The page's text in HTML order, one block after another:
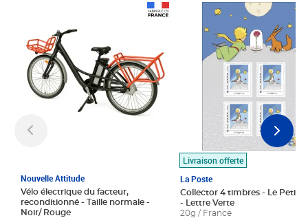
Nouvelle Attitude
Vélo électrique du facteur,
reconditionné - Taille normale -
Noir/ Rouge
Livraison offerte
La Poste
Collector 4 timbres - Le Petit
- Lettre Verte
20g / France
Prix 7,50€